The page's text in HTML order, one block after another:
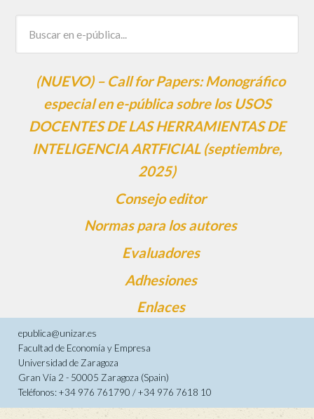
(NUEVO) – Call for Papers: Monográfico
especial en e-pública sobre los USOS
DOCENTES DE LAS HERRAMIENTAS DE
INTELIGENCIA ARTFICIAL (septiembre,
2025)
Consejo editor
Normas para los autores
Evaluadores
Adhesiones
Enlaces
epublica@unizar.es
Facultad de Economía y Empresa
Universidad de Zaragoza
Gran Vía 2 - 50005 Zaragoza (Spain)
Teléfonos: +34 976 761790 / +34 976 7618 10